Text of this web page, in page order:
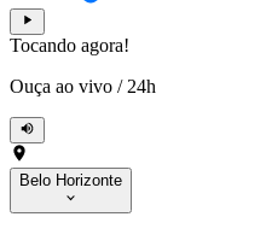
Tocando agora!
Ouça ao vivo / 24h
Belo Horizonte